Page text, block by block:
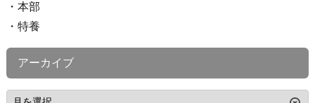
本部
特養
アーカイブ